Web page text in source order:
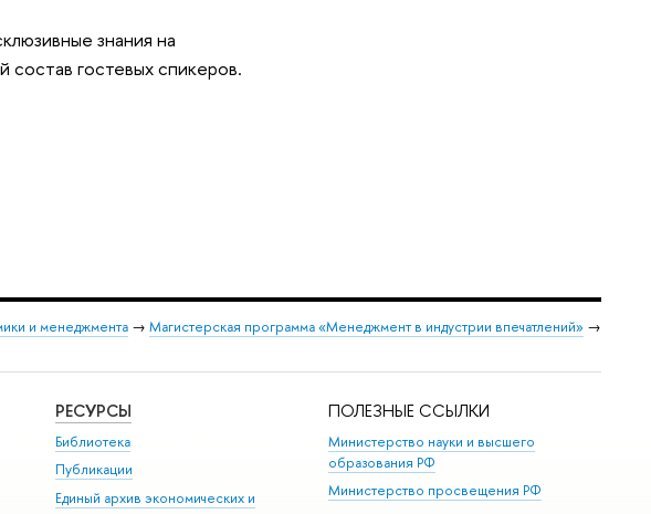
знания на
состав гостевых спикеров.
и менеджмента→ Магистерская программа «Менеджмент в индустрии впечатлений» →
РЕСУРСЫ
Библиотека
Публикации
Единый архив экономических и
ПОЛЕЗНЫЕ ССЫЛКИ
Министерство науки и высшего
образования РФ
Министерство просвещения РФ